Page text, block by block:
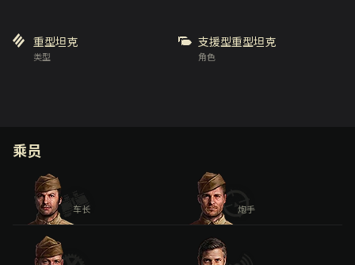
类型
重型坦克
角色
支援型重型坦克
乘员
车长 炮手